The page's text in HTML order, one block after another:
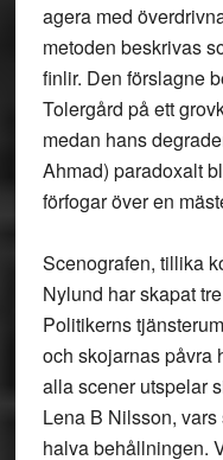
agera med
metoden beskrivas
finlir. Den förslagne
Tolergård på ett
medan hans
Ahmad) paradoxalt
förfogar över en
Scenografen, tillika
Nylund har skapat
Politikerns
och skojarnas påvra
alla scener utspelar
Lena B Nilsson,
halva behållningen.